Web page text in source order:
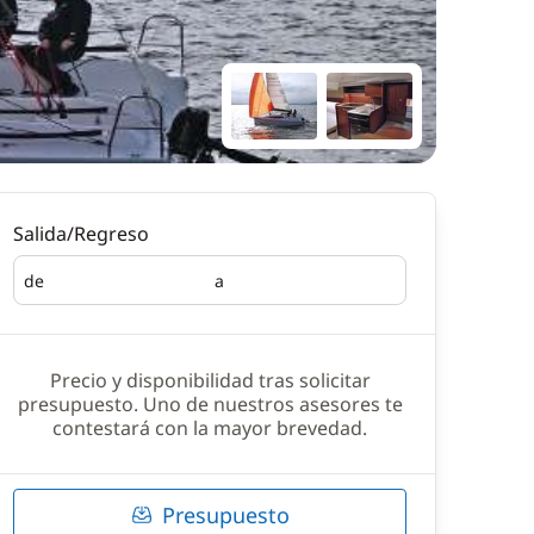
Salida/Regreso
de
Salida a
Regreso
Precio y disponibilidad tras solicitar
presupuesto. Uno de nuestros asesores te
contestará con la mayor brevedad.
Presupuesto